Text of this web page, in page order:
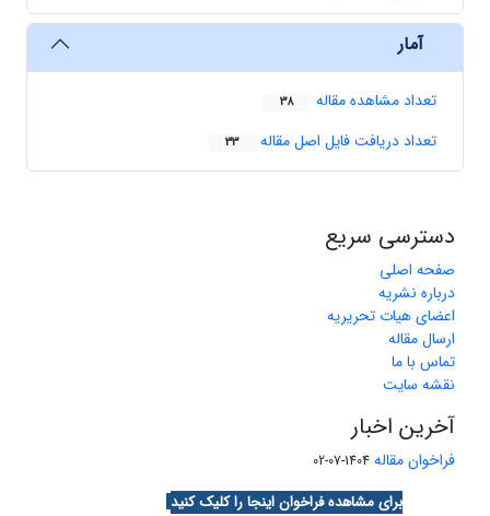
آمار
تعداد مشاهده مقاله 38
تعداد دریافت فایل اصل مقاله 33
دسترسی سریع
صفحه اصلی
درباره نشریه
اعضای هیات تحریریه
ارسال مقاله
تماس با ما
نقشه سایت
آخرین اخبار
فراخوان مقاله 1404-07-02
برای مشاهده فراخوان اینجا را کلیک کنید